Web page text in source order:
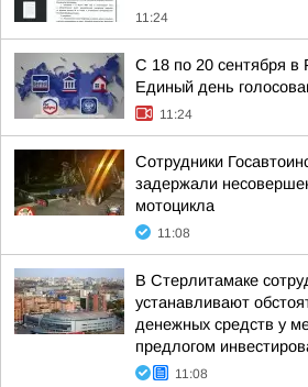
11:24
С 18 по 20 сентября в
Единый день
11:24
Сотрудники
задержали
мотоцикла
11:08
В Стерлитамаке
устанавливают
денежных средств у
предлогом
11:08